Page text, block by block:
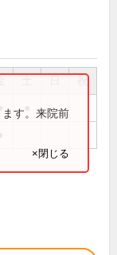
祝
す。来院前
×閉じる